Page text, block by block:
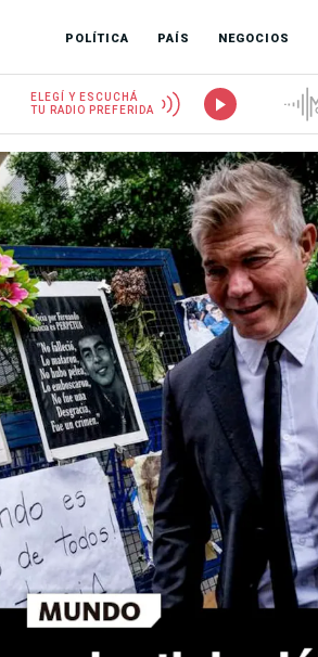
POLÍTICA PAÍS NEGOCIOS
ELEGÍ Y ESCUCHÁ
TU RADIO PREFERIDA